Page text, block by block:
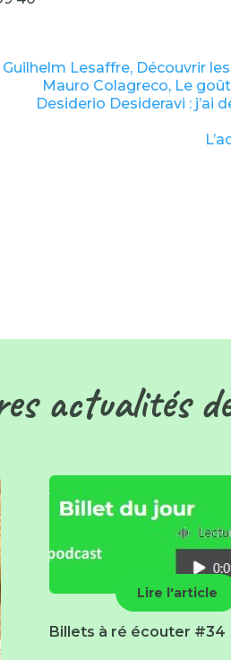
Guilhelm Lesaffre, Découvrir
Mauro Colagreco, Le
Desiderio Desideravi : j’ai
actualités
Lire l'article
Billets à ré écouter #34